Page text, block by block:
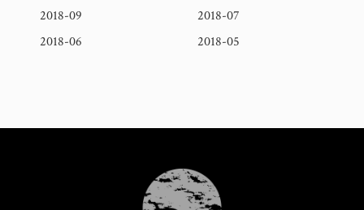
2018-09
2018-07
2018-06
2018-05